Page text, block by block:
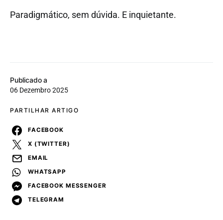
Publicado a
06 Dezembro 2025
PARTILHAR ARTIGO
FACEBOOK
X (TWITTER)
EMAIL
WHATSAPP
FACEBOOK MESSENGER
TELEGRAM
Paradigmático, sem dúvida. E inquietante.